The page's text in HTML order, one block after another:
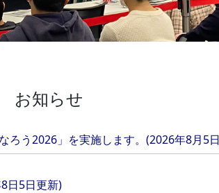
お知らせ
ろう2026」を実施します。(2026年8月5
日5日更新)